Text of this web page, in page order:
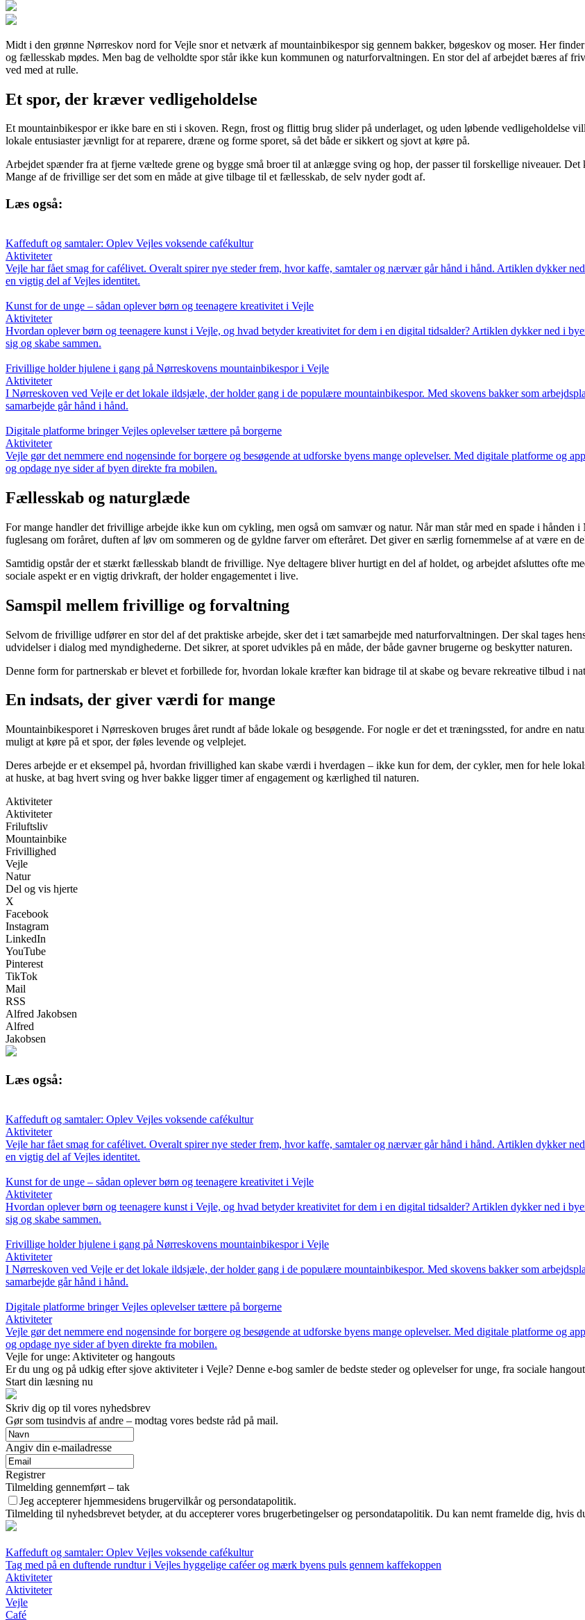
Midt i den grønne Nørreskov nord for Vejle snor et netværk af mountainbikespor sig gennem bakker, bøgeskov og moser. Her
og fællesskab mødes. Men bag de velholdte spor står ikke kun kommunen og naturforvaltningen. En stor del af arbejdet bæres af
ved med at rulle.
Et spor, der kræver vedligeholdelse
Et mountainbikespor er ikke bare en sti i skoven. Regn, frost og flittig brug slider på underlaget, og uden løbende vedligeholdelse
lokale entusiaster jævnligt for at reparere, dræne og forme sporet, så det både er sikkert og sjovt at køre på.
Arbejdet spænder fra at fjerne væltede grene og bygge små broer til at anlægge sving og hop, der passer til forskellige niveauer.
Mange af de frivillige ser det som en måde at give tilbage til et fællesskab, de selv nyder godt af.
Læs også:
Kaffeduft og samtaler: Oplev Vejles voksende cafékultur
Aktiviteter
Vejle har fået smag for cafélivet. Overalt spirer nye steder frem, hvor kaffe, samtaler og nærvær går hånd i hånd. Artiklen dykker
en vigtig del af Vejles identitet.
Kunst for de unge – sådan oplever børn og teenagere kreativitet i Vejle
Aktiviteter
Hvordan oplever børn og teenagere kunst i Vejle, og hvad betyder kreativitet for dem i en digital tidsalder? Artiklen dykker ned i
sig og skabe sammen.
Frivillige holder hjulene i gang på Nørreskovens mountainbikespor i Vejle
Aktiviteter
I Nørreskoven ved Vejle er det lokale ildsjæle, der holder gang i de populære mountainbikespor. Med skovens bakker som
samarbejde går hånd i hånd.
Digitale platforme bringer Vejles oplevelser tættere på borgerne
Aktiviteter
Vejle gør det nemmere end nogensinde for borgere og besøgende at udforske byens mange oplevelser. Med digitale platforme og
og opdage nye sider af byen direkte fra mobilen.
Fællesskab og naturglæde
For mange handler det frivillige arbejde ikke kun om cykling, men også om samvær og natur. Når man står med en spade i
fuglesang om foråret, duften af løv om sommeren og de gyldne farver om efteråret. Det giver en særlig fornemmelse af at være en
Samtidig opstår der et stærkt fællesskab blandt de frivillige. Nye deltagere bliver hurtigt en del af holdet, og arbejdet afsluttes ofte
sociale aspekt er en vigtig drivkraft, der holder engagementet i live.
Samspil mellem frivillige og forvaltning
Selvom de frivillige udfører en stor del af det praktiske arbejde, sker det i tæt samarbejde med naturforvaltningen. Der skal tages
udvidelser i dialog med myndighederne. Det sikrer, at sporet udvikles på en måde, der både gavner brugerne og beskytter naturen.
Denne form for partnerskab er blevet et forbillede for, hvordan lokale kræfter kan bidrage til at skabe og bevare rekreative tilbud i
En indsats, der giver værdi for mange
Mountainbikesporet i Nørreskoven bruges året rundt af både lokale og besøgende. For nogle er det et træningssted, for andre en
muligt at køre på et spor, der føles levende og velplejet.
Deres arbejde er et eksempel på, hvordan frivillighed kan skabe værdi i hverdagen – ikke kun for dem, der cykler, men for hele
at huske, at bag hvert sving og hver bakke ligger timer af engagement og kærlighed til naturen.
Aktiviteter
Aktiviteter
Friluftsliv
Mountainbike
Frivillighed
Vejle
Natur
Del og vis hjerte
X
Facebook
Instagram
LinkedIn
YouTube
Pinterest
TikTok
Mail
RSS
Alfred Jakobsen
Alfred
Jakobsen
Læs også:
Kaffeduft og samtaler: Oplev Vejles voksende cafékultur
Aktiviteter
Vejle har fået smag for cafélivet. Overalt spirer nye steder frem, hvor kaffe, samtaler og nærvær går hånd i hånd. Artiklen dykker
en vigtig del af Vejles identitet.
Kunst for de unge – sådan oplever børn og teenagere kreativitet i Vejle
Aktiviteter
Hvordan oplever børn og teenagere kunst i Vejle, og hvad betyder kreativitet for dem i en digital tidsalder? Artiklen dykker ned i
sig og skabe sammen.
Frivillige holder hjulene i gang på Nørreskovens mountainbikespor i Vejle
Aktiviteter
I Nørreskoven ved Vejle er det lokale ildsjæle, der holder gang i de populære mountainbikespor. Med skovens bakker som
samarbejde går hånd i hånd.
Digitale platforme bringer Vejles oplevelser tættere på borgerne
Aktiviteter
Vejle gør det nemmere end nogensinde for borgere og besøgende at udforske byens mange oplevelser. Med digitale platforme og
og opdage nye sider af byen direkte fra mobilen.
Vejle for unge: Aktiviteter og hangouts
Er du ung og på udkig efter sjove aktiviteter i Vejle? Denne e-bog samler de bedste steder og oplevelser for unge, fra sociale
Start din læsning nu
Skriv dig op til vores nyhedsbrev
Gør som tusindvis af andre – modtag vores bedste råd på mail.
Angiv din e-mailadresse
Registrer
Tilmelding gennemført – tak
Jeg accepterer hjemmesidens brugervilkår og persondatapolitik.
Tilmelding til nyhedsbrevet betyder, at du accepterer vores brugerbetingelser og persondatapolitik. Du kan nemt framelde dig, hvis
Kaffeduft og samtaler: Oplev Vejles voksende cafékultur
Tag med på en duftende rundtur i Vejles hyggelige caféer og mærk byens puls gennem kaffekoppen
Aktiviteter
Aktiviteter
Vejle
Café